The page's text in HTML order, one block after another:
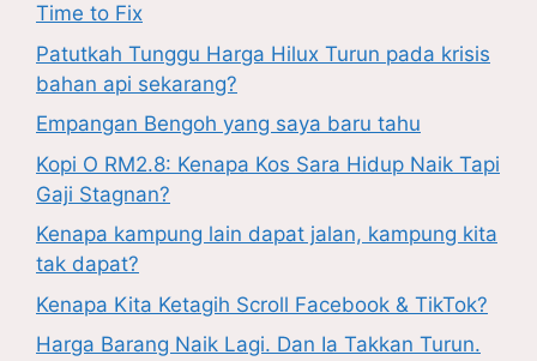
Time to Fix
Patutkah Tunggu Harga Hilux Turun pada krisis
bahan api sekarang?
Empangan Bengoh yang saya baru tahu
Kopi O RM2.8: Kenapa Kos Sara Hidup Naik Tapi
Gaji Stagnan?
Kenapa kampung lain dapat jalan, kampung kita
tak dapat?
Kenapa Kita Ketagih Scroll Facebook & TikTok?
Harga Barang Naik Lagi. Dan Ia Takkan Turun.